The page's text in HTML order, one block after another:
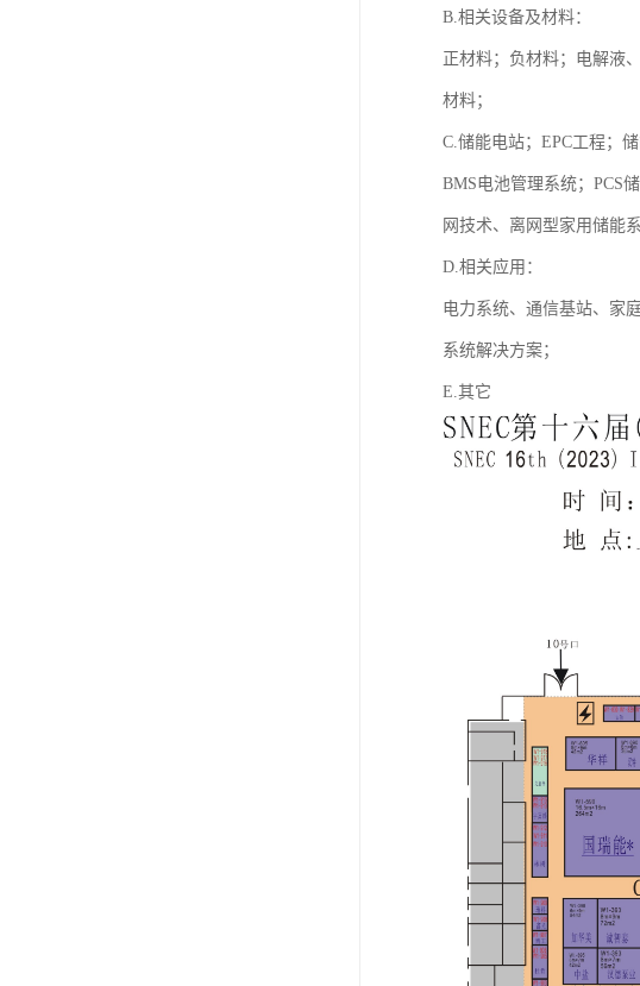
B.相关设备及材料：
正材料；负材料；电解液
材料；
C.储能电站；EPC工程；
BMS电池管理系统；PCS
网技术、离网型家用储能
D.相关应用：
电力系统、通信基站、家
系统解决方案；
E.其它